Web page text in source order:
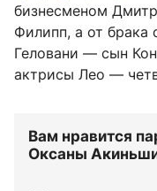
бизнесменом
Филипп, а от
Геловани — сын
актрисы Лео —
Вам нравится
Оксаны